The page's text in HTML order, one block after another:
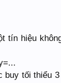
tín hiệu
tối thiểu